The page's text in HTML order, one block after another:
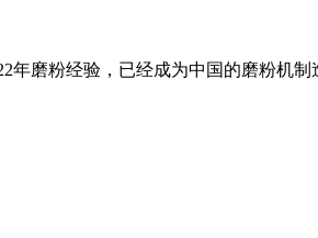
年磨粉经验，已经成为中国的磨粉机